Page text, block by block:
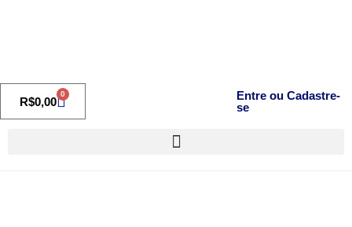
R$0,00
0
Entre ou Cadastre-
se